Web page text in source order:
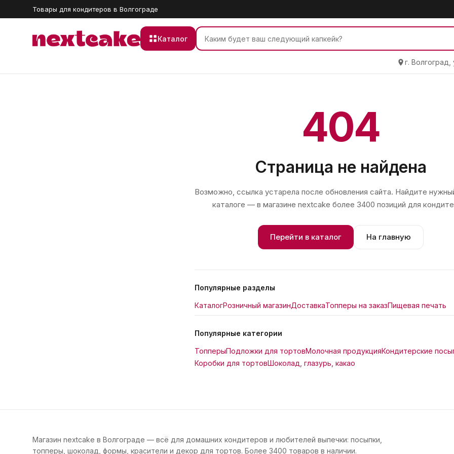
Товары для кондитеров в Волгограде
Каталог
г.
404
Страница не найдена
Возможно, ссылка устарела после обновления сайта. Найдите
каталоге — в магазине nextcake более 3400 позиций для
Перейти в каталог На главную
Популярные разделы
КаталогРозничный магазинДоставкаТопперы на заказПищевая печать
Популярные категории
ТопперыПодложки для тортовМолочная продукцияКондитерские
Коробки для тортовШоколад, глазурь, какао
Магазин nextcake в Волгограде — всё для домашних кондитеров и любителей выпечки: посыпки,
топперы, шоколад, формы, красители и декор для тортов. Более 3400 товаров в наличии.